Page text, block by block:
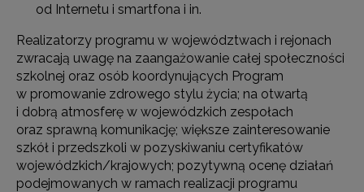
od Internetu i smartfona i in.
Realizatorzy programu w województwach i rejonach
zwracają uwagę na zaangażowanie całej społeczności
szkolnej oraz osób koordynujących Program
w promowanie zdrowego stylu życia; na otwartą
i dobrą atmosferę w wojewódzkich zespołach
oraz sprawną komunikację; większe zainteresowanie
szkół i przedszkoli w pozyskiwaniu certyfikatów
wojewódzkich/krajowych; pozytywną ocenę działań
podejmowanych w ramach realizacji programu